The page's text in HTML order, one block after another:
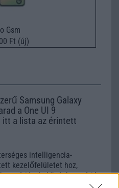
Gsm
Ft (új)
Samsung Galaxy
a One UI 9
a lista az érintett
intelligencia-
kezelőfelületet hoz,
és középkategóriás